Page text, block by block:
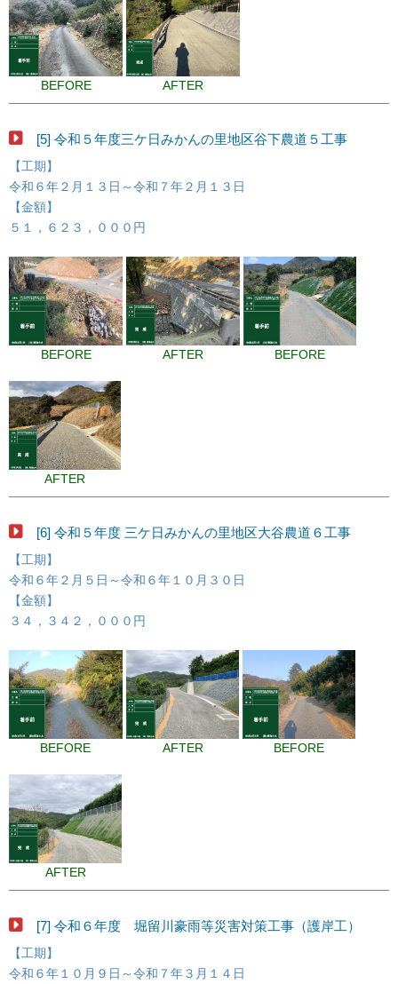
BEFORE AFTER
[5] 令和５年度三ケ日みかんの里地区谷下農道５工事
【工期】
令和６年２月１３日～令和７年２月１３日
【金額】
５１，６２３，０００円
BEFORE AFTER BEFORE
AFTER
[6] 令和５年度 三ケ日みかんの里地区大谷農道６工事
【工期】
令和６年２月５日～令和６年１０月３０日
【金額】
３４，３４２，０００円
BEFORE AFTER BEFORE
AFTER
[7] 令和６年度 堀留川豪雨等災害対策工事（護岸工）
【工期】
令和６年１０月９日～令和７年３月１４日